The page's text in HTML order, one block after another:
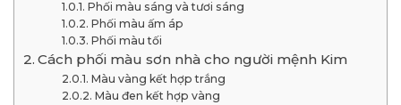
Phối màu sáng và tươi sáng
Phối màu ấm áp
Phối màu tối
Cách phối màu sơn nhà cho người mệnh Kim
Màu vàng kết hợp trắng
Màu đen kết hợp vàng